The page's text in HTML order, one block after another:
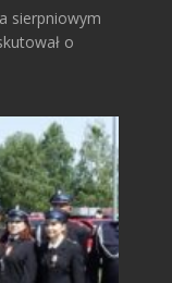
sierpniowym
o